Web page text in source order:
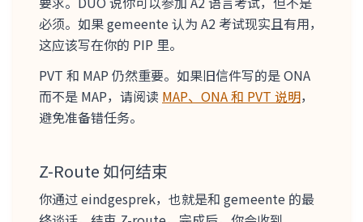
必须。如果 gemeente 认为 A2 考试现实且有用，
这应该写在你的 PIP 里。
PVT 和 MAP 仍然重要。如果旧信件写的是 ONA
而不是 MAP，请阅读 MAP、ONA 和 PVT 说明，
避免准备错任务。
Z-Route 如何结束
你通过 eindgesprek，也就是和 gemeente 的最